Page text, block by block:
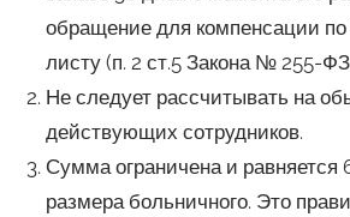
обращение для компенсации
листу (п. 2 ст.5 Закона № 255-ФЗ
Не следует рассчитывать на
действующих сотрудников.
Сумма ограничена и равняется
размера больничного. Это